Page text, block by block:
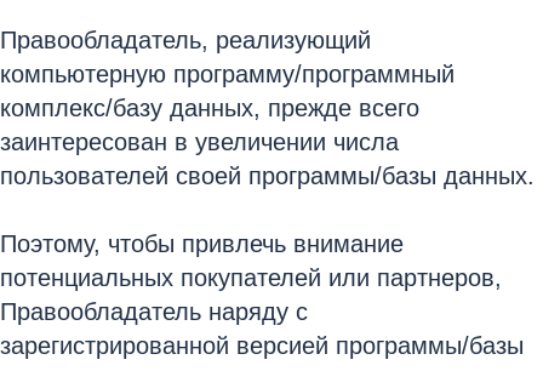
Правообладатель, реализующий
компьютерную программу/программный
комплекс/базу данных, прежде всего
заинтересован в увеличении числа
пользователей своей программы/базы данных.
Поэтому, чтобы привлечь внимание
потенциальных покупателей или партнеров,
Правообладатель наряду с
зарегистрированной версией программы/базы